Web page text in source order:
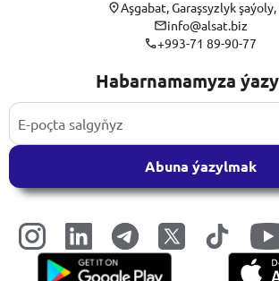
Aşgabat, Garaşsyzlyk şaýoly,
info@alsat.biz
+993-71 89-90-77
Habarnamamyza
Abuna ýazylmak